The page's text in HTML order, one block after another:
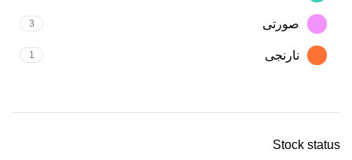
صورتی 3
نارنجی 1
Stock status